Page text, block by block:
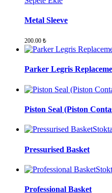
Metal Sleeve
200.00 ₺
Parker Legris
Piston Seal (Piston
Pressurised Basket
Professional Basket